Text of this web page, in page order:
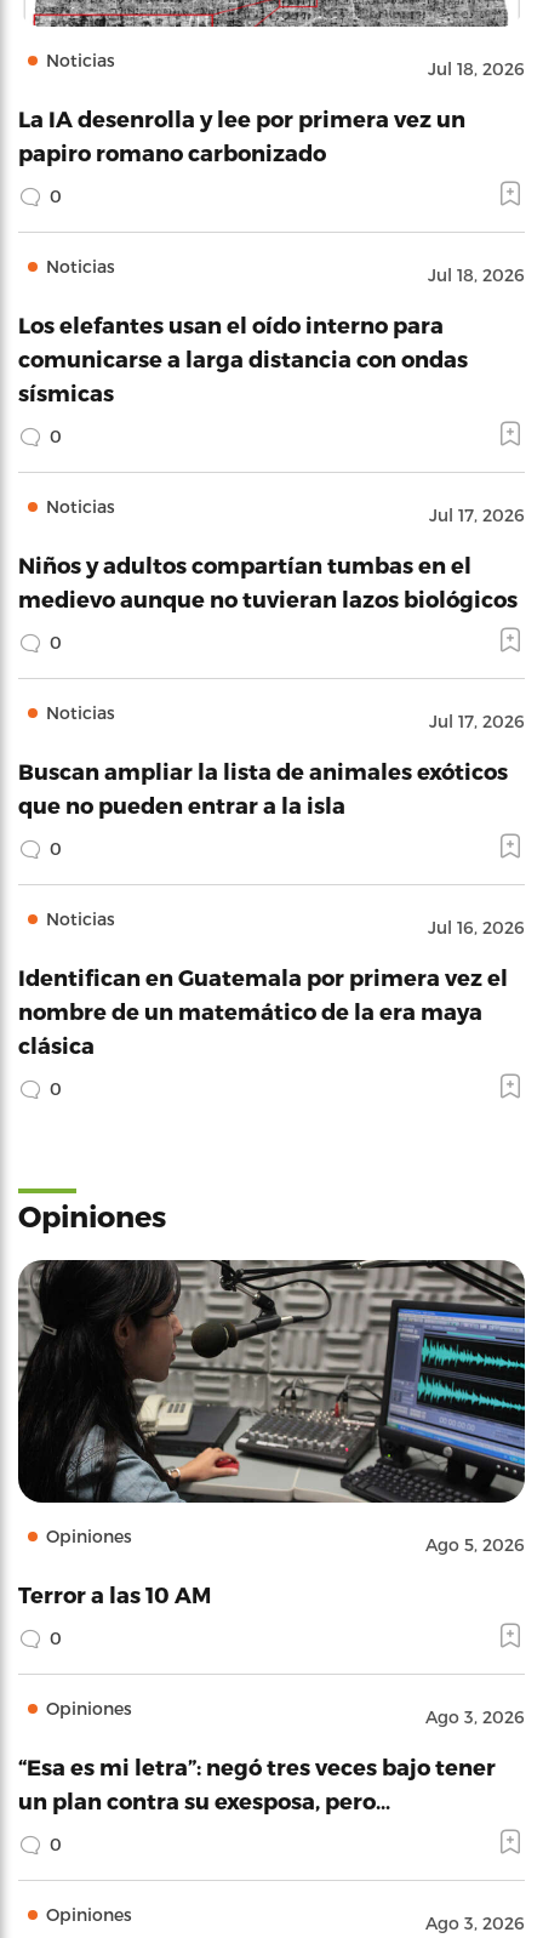
Noticias Jul 18, 2026
La IA desenrolla y lee por primera vez un
papiro romano carbonizado
0
Noticias Jul 18, 2026
Los elefantes usan el oído interno para
comunicarse a larga distancia con ondas
sísmicas
0
Noticias Jul 17, 2026
Niños y adultos compartían tumbas en el
medievo aunque no tuvieran lazos biológicos
0
Noticias Jul 17, 2026
Buscan ampliar la lista de animales exóticos
que no pueden entrar a la isla
0
Noticias Jul 16, 2026
Identifican en Guatemala por primera vez el
nombre de un matemático de la era maya
clásica
0
Opiniones
Opiniones Ago 5, 2026
Terror a las 10 AM
0
Opiniones Ago 3, 2026
“Esa es mi letra”: negó tres veces bajo tener
un plan contra su exesposa, pero…
0
Opiniones Ago 3, 2026